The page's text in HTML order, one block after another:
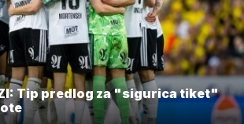
Tip predlog za "sigurica tiket"